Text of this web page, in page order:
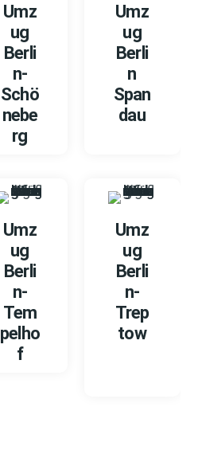
Umz
ug
Berli
n-
Schö
nebe
rg
Umz
ug
Berli
n
Span
dau
Umz
ug
Berli
n-
Tem
pelho
f
Umz
ug
Berli
n-
Trep
tow